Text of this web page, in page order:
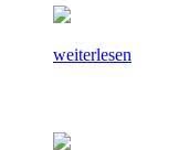
weiterlesen